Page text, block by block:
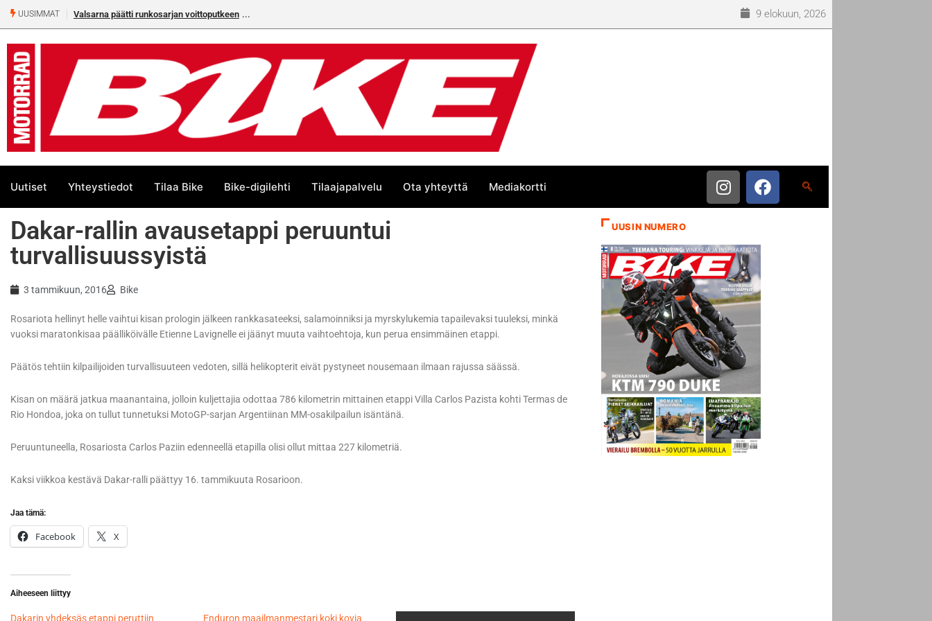
UUSIMMAT Valsarna päätti runkosarjan voittoputkeen 9 elokuun, 2026
Uutiset Yhteystiedot Tilaa Bike Bike-digilehti Tilaajapalvelu Ota yhteyttä Mediakortti
Dakar-rallin avausetappi peruuntui
turvallisuussyistä
3 tammikuun, 2016 Bike
Rosariota hellinyt helle vaihtui kisan prologin jälkeen rankkasateeksi, salamoinniksi ja myrskylukemia tapailevaksi tuuleksi, minkä
vuoksi maratonkisaa päälliköivälle Etienne Lavignelle ei jäänyt muuta vaihtoehtoja, kun perua ensimmäinen etappi.
Päätös tehtiin kilpailijoiden turvallisuuteen vedoten, sillä helikopterit eivät pystyneet nousemaan ilmaan rajussa säässä.
Kisan on määrä jatkua maanantaina, jolloin kuljettajia odottaa 786 kilometrin mittainen etappi Villa Carlos Pazista kohti Termas de
Rio Hondoa, joka on tullut tunnetuksi MotoGP-sarjan Argentiinan MM-osakilpailun isäntänä.
Peruuntuneella, Rosariosta Carlos Paziin edenneellä etapilla olisi ollut mittaa 227 kilometriä.
Kaksi viikkoa kestävä Dakar-ralli päättyy 16. tammikuuta Rosarioon.
Jaa tämä:
Facebook X
Aiheeseen liittyy
Dakarin yhdeksäs etappi peruttiin Enduron maailmanmestari koki kovia
UUSIN NUMERO